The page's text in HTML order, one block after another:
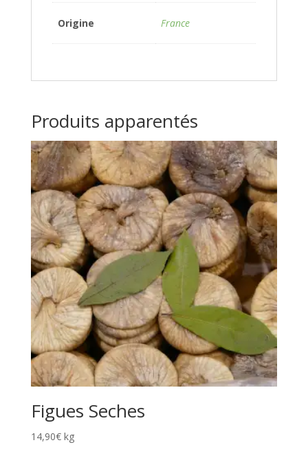
Origine France
Produits apparentés
Figues Seches
14,90€ kg